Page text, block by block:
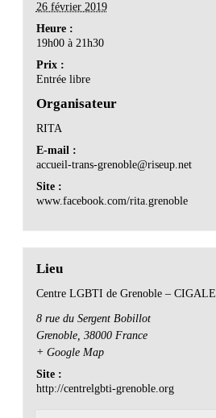
26 février 2019
Heure :
19h00 à 21h30
Prix :
Entrée libre
Organisateur
RITA
E-mail :
accueil-trans-grenoble@riseup.net
Site :
www.facebook.com/rita.grenoble
Lieu
Centre LGBTI de Grenoble – CIGALE
8 rue du Sergent Bobillot
Grenoble, 38000 France
+ Google Map
Site :
http://centrelgbti-grenoble.org